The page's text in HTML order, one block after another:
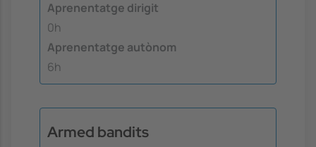
Aprenentatge dirigit
0h
Aprenentatge autònom
6h
Armed bandits